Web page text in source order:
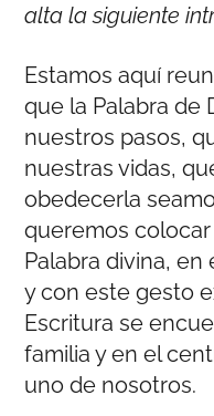
alta la siguiente
Estamos aquí
que la Palabra de
nuestros pasos,
nuestras vidas,
obedecerla
queremos
Palabra divina,
y con este gesto
Escritura se
familia y en el
uno de nosotros.